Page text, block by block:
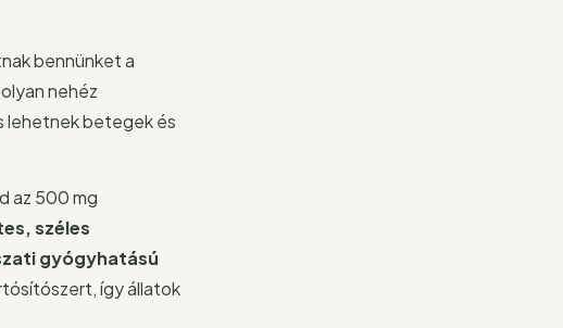
bennünket a
nehéz
lehetnek betegek és
az 500 mg
széles
gyógyhatású
így állatok